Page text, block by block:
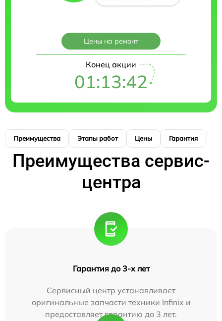
Цены на ремонт
Конец акции
01:13:41
Преимущества Этапы работ Цены Гарантия
Преимущества сервис-
центра
Гарантия до 3-х лет
Сервисный центр устанавливает
оригинальные запчасти техники Infinix и
предоставляет гарантию до 3 лет.